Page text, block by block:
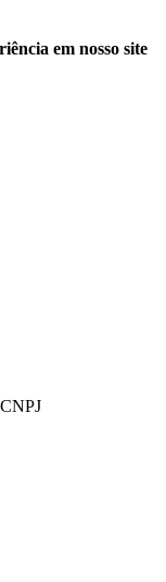
em nosso site